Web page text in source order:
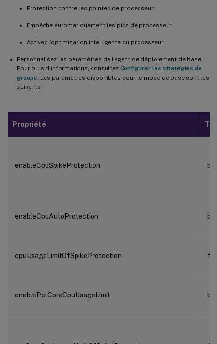
Protection contre les pointes de processeur
Empêche automatiquement les pics de processeur
Activez l’optimisation intelligente du processeur
Personnalisez les paramètres de l’agent de déploiement de base.
Pour plus d’informations, consultez Configurer les stratégies de
groupe . Les paramètres disponibles pour le mode de base sont les
suivants :
Propriété
enableCpuSpikeProtection
enableCpuAutoProtection
cpuUsageLimitOfSpikeProtection
enablePerCoreCpuUsageLimit